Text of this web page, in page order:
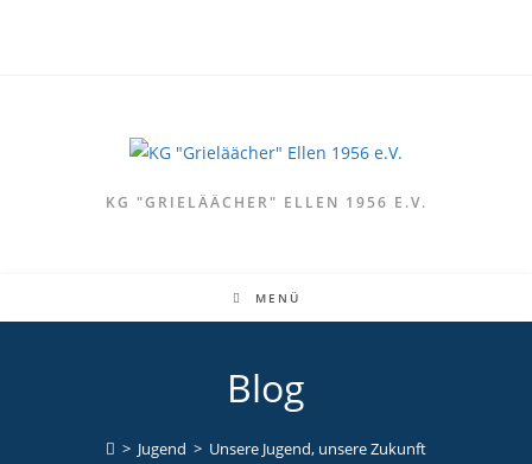
KG "GRIELÄÄCHER" ELLEN 1956 E.V.
MENÜ
Blog
> Jugend > Unsere Jugend, unsere Zukunft